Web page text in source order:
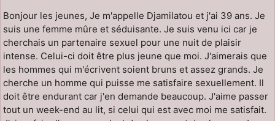
Bonjour les jeunes, Je m'appelle Djamilatou et j'ai 39 ans. Je
suis une femme mûre et séduisante. Je suis venu ici car je
cherchais un partenaire sexuel pour une nuit de plaisir
intense. Celui-ci doit être plus jeune que moi. J'aimerais que
les hommes qui m'écrivent soient bruns et assez grands. Je
cherche un homme qui puisse me satisfaire sexuellement. Il
doit être endurant car j'en demande beaucoup. J'aime passer
tout un week-end au lit, si celui qui est avec moi me satisfait.